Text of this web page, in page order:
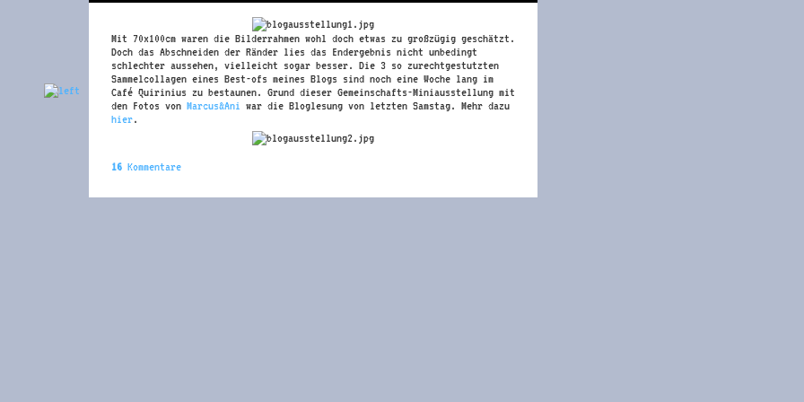
Mit 70x100cm waren die Bilderrahmen wohl doch etwas zu großzügig geschätzt.
Doch das Abschneiden der Ränder lies das Endergebnis nicht unbedingt
schlechter aussehen, vielleicht sogar besser. Die 3 so zurechtgestutzten
Sammelcollagen eines Best-ofs meines Blogs sind noch eine Woche lang im
Café Quirinius zu bestaunen. Grund dieser Gemeinschafts-Miniausstellung mit
den Fotos von Marcus&Ani war die Bloglesung von letzten Samstag. Mehr dazu
hier.
16 Kommentare